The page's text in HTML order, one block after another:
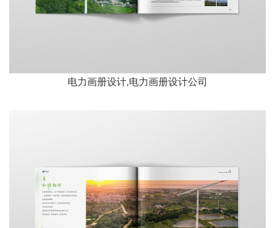
电力画册设计,电力画册设计公司